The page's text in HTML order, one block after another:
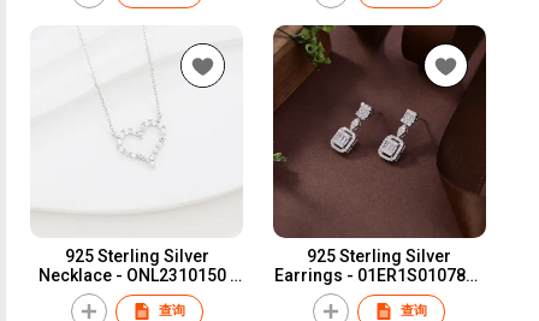
925 Sterling Silver
Necklace - ONL2310150 |
Blossom CS Jewelry
查询
925 Sterling Silver
Earrings - 01ER1S010786 |
Blossom CS Jewelry
查询